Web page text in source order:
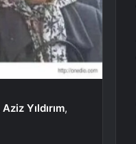
Aziz Yıldırım,